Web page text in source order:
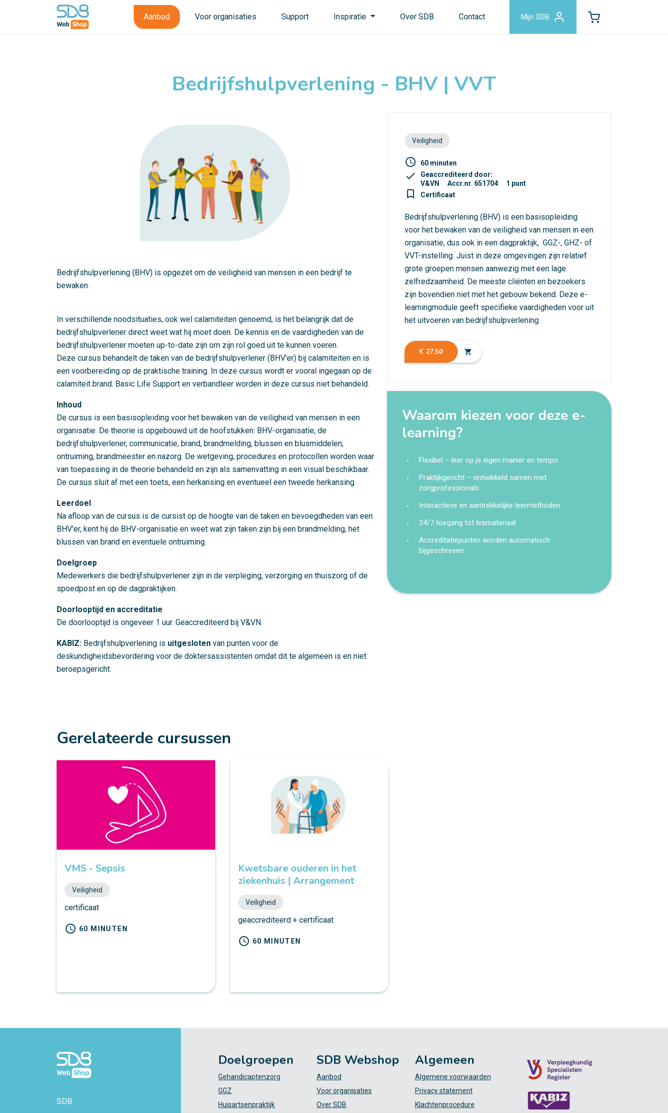
Aanbod Voor organisaties Support Inspiratie Over SDB Contact Mijn SDB
Bedrijfshulpverlening - BHV | VVT
Bedrijfshulpverlening (BHV) is opgezet om de veiligheid van mensen in een bedrijf te
bewaken.
In verschillende noodsituaties, ook wel calamiteiten genoemd, is het belangrijk dat de
bedrijfshulpverlener direct weet wat hij moet doen. De kennis en de vaardigheden van de
bedrijfshulpverlener moeten up-to-date zijn om zijn rol goed uit te kunnen voeren.
Deze cursus behandelt de taken van de bedrijfshulpverlener (BHV'er) bij calamiteiten en is
een voorbereiding op de praktische training. In deze cursus wordt er vooral ingegaan op de
calamiteit brand. Basic Life Support en verbandleer worden in deze cursus niet behandeld.
Inhoud
De cursus is een basisopleiding voor het bewaken van de veiligheid van mensen in een
organisatie. De theorie is opgebouwd uit de hoofstukken: BHV-organisatie, de
bedrijfshulpverlener, communicatie, brand, brandmelding, blussen en blusmiddelen,
ontruiming, brandmeester en nazorg. De wetgeving, procedures en protocollen worden waar
van toepassing in de theorie behandeld en zijn als samenvatting in een visual beschikbaar.
De cursus sluit af met een toets, een herkansing en eventueel een tweede herkansing.
Leerdoel
Na afloop van de cursus is de cursist op de hoogte van de taken en bevoegdheden van een
BHV'er, kent hij de BHV-organisatie en weet wat zijn taken zijn bij een brandmelding, het
blussen van brand en eventuele ontruiming.
Doelgroep
Medewerkers die bedrijfshulpverlener zijn in de verpleging, verzorging en thuiszorg of de
spoedpost en op de dagpraktijken.
Doorlooptijd en accreditatie
De doorlooptijd is ongeveer 1 uur. Geaccrediteerd bij V&VN.
KABIZ: Bedrijfshulpverlening is uitgesloten van punten voor de
deskundigheidsbevordering voor de doktersassistenten omdat dit te algemeen is en niet
beroepsgericht.
Veiligheid
access_time 60 minuten
check
Geaccrediteerd door:
V&VN
Accr.nr. 651704 1 punt
turned_in_not Certificaat
Bedrijfshulpverlening (BHV) is een basisopleiding
voor het bewaken van de veiligheid van mensen in een
organisatie, dus ook in een dagpraktijk, GGZ-, GHZ- of
VVT-instelling. Juist in deze omgevingen zijn relatief
grote groepen mensen aanwezig met een lage
zelfredzaamheid. De meeste cliënten en bezoekers
zijn bovendien niet met het gebouw bekend. Deze e-
learningmodule geeft specifieke vaardigheden voor uit
het uitvoeren van bedrijfshulpverlening.
€ 27,50 shopping_cart
Waarom kiezen voor deze e-
learning?
Flexibel – leer op je eigen manier en tempo
Praktijkgericht – ontwikkeld samen met
zorgprofessionals
Interactieve en aantrekkelijke leermethoden
24/7 toegang tot lesmateriaal
Accreditatiepunten worden automatisch
bijgeschreven
Gerelateerde cursussen
VMS - Sepsis
Veiligheid
certificaat
schedule 60 MINUTEN
Kwetsbare ouderen in het
ziekenhuis | Arrangement
Veiligheid
geaccrediteerd + certificaat
schedule 60 MINUTEN
SDB
Doelgroepen
Gehandicaptenzorg
GGZ
Huisartsenpraktijk
SDB Webshop
Aanbod
Voor organisaties
Over SDB
Algemeen
Algemene voorwaarden
Privacy statement
Klachtenprocedure